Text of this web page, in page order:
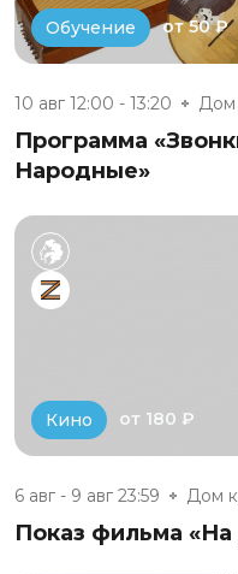
Обучение от 50 ₽
10 авг 12:00 - 13:20 Дом
Программа
Народные»
Кино от 180 ₽
6 авг - 9 авг 23:59 Дом
Показ фильма